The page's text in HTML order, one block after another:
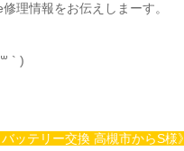
理情報をお伝えしまーす。
` )
バッテリー交換 高槻市からS様》